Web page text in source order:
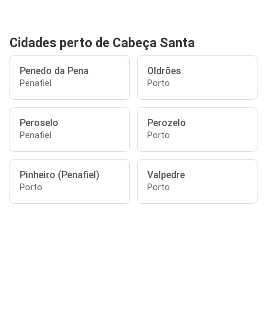
Cidades perto de Cabeça Santa
Penedo da Pena
Penafiel
Oldrões
Porto
Peroselo
Penafiel
Perozelo
Porto
Pinheiro (Penafiel)
Porto
Valpedre
Porto